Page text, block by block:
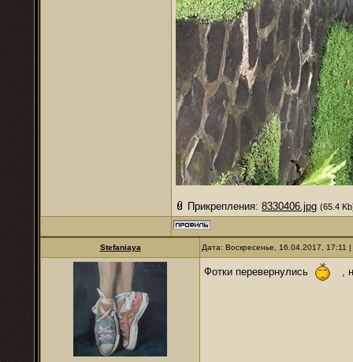
Прикрепления: 8330406.jpg (65.4
Stefaniaya Дата: Воскресенье, 16.04.2017,
Фотки перевернулись ,